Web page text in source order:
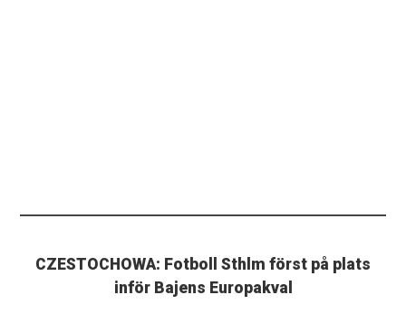
PLUS. Fotboll Sthlm är på plats i Polen för att följa
Hammarbys möte med Rakow.